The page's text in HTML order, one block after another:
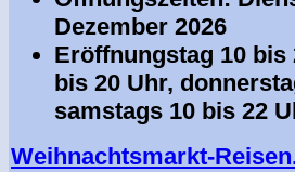
Dezember 2026
Eröffnungstag 10 bis
bis 20 Uhr,
samstags 10 bis 22
Weihnachtsmarkt-